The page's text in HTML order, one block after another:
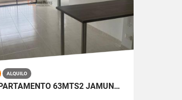
ALQUILO
ALQUILO APARTAMENTO 63MTS2 JAMUNDÍ, VALLE DEL CAUCA A-155